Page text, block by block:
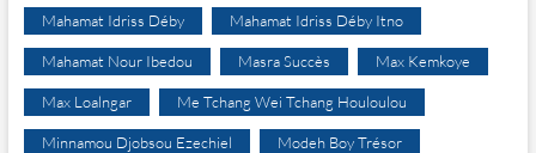
Mahamat Idriss Déby Mahamat Idriss Déby Itno
Mahamat Nour Ibedou Masra Succès Max Kemkoye
Max Loalngar Me Tchang Wei Tchang Houloulou
Minnamou Djobsou Ezechiel Modeh Boy Trésor